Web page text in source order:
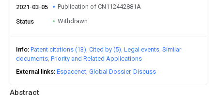
Abstract
2021-03-05 Publication of CN112442881A
Status Withdrawn
Info Patent citations (13) Cited by (5) Legal events Similar
documents Priority and Related Applications
External links Espacenet Global Dossier Discuss